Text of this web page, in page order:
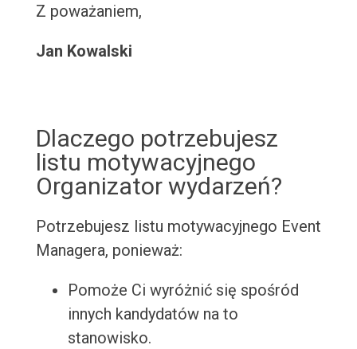
Z poważaniem,
Jan Kowalski
Dlaczego potrzebujesz
listu motywacyjnego
Organizator wydarzeń?
Potrzebujesz listu motywacyjnego Event
Managera, ponieważ:
Pomoże Ci wyróżnić się spośród
innych kandydatów na to
stanowisko.